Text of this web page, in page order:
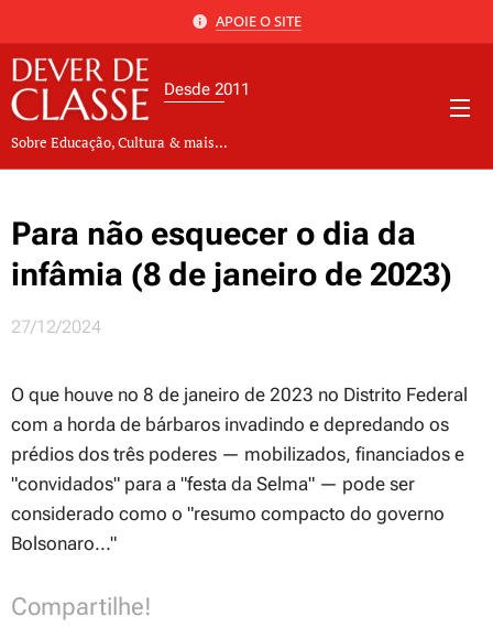
APOIE O SITE
Desde 2011
Sobre Educação, Cultura & mais...
Para não esquecer o dia da
infâmia (8 de janeiro de 2023)
27/12/2024
O que houve no 8 de janeiro de 2023 no Distrito Federal
com a horda de bárbaros invadindo e depredando os
prédios dos três poderes — mobilizados, financiados e
"convidados" para a "festa da Selma" — pode ser
considerado como o "resumo compacto do governo
Bolsonaro..."
Compartilhe!